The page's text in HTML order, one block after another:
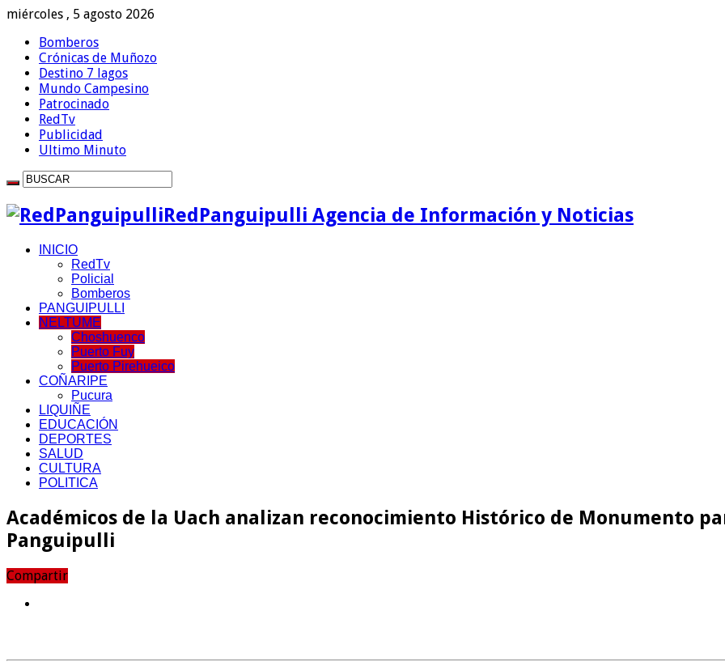
miércoles , 5 agosto 2026
Bomberos
Crónicas de Muñozo
Destino 7 lagos
Mundo Campesino
Patrocinado
RedTv
Publicidad
Ultimo Minuto
RedPanguipulli Agencia de Información y Noticias
INICIO
RedTv
Policial
Bomberos
PANGUIPULLI
NELTUME
Choshuenco
Puerto Fuy
Puerto Pirehueico
COÑARIPE
Pucura
LIQUIÑE
EDUCACIÓN
DEPORTES
SALUD
CULTURA
POLITICA
Académicos de la Uach analizan reconocimiento Histórico de Monumento
Panguipulli
Compartir